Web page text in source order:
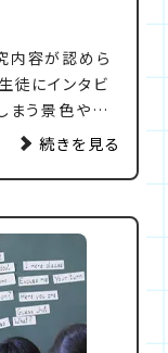
内容が認めら
徒にインタビ
まう景色やモ
み込んで調べ
く、実行力を養
念が土台とな
続きを見る